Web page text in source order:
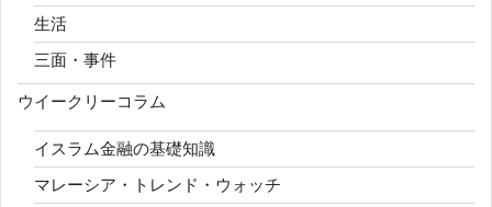
生活
三面・事件
ウイークリーコラム
イスラム金融の基礎知識
マレーシア・トレンド・ウォッチ